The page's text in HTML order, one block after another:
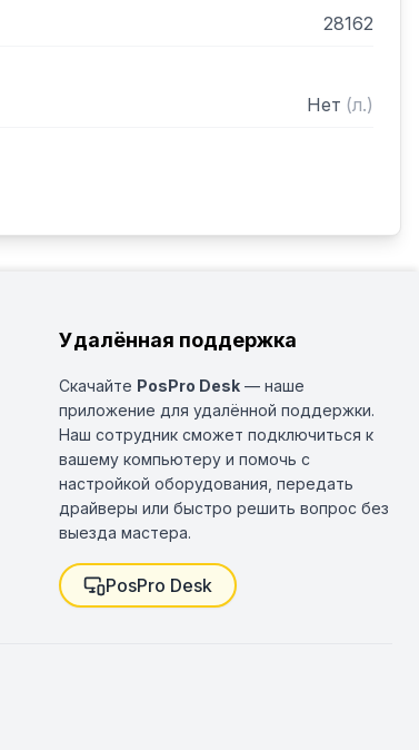
28162
Нет (л.)
Удалённая поддержка
Скачайте PosPro Desk — наше
приложение для удалённой поддержки.
Наш сотрудник сможет подключиться к
вашему компьютеру и помочь с
настройкой оборудования, передать
драйверы или быстро решить вопрос без
выезда мастера.
PosPro Desk